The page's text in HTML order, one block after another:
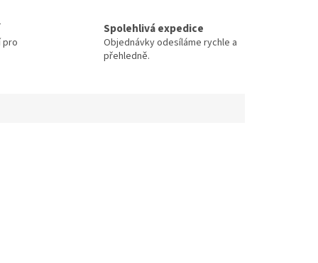
pro
Spolehlivá expedice
Objednávky odesíláme rychle a
přehledně.